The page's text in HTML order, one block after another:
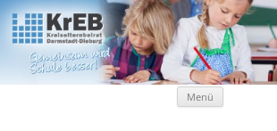
KrEB Darmstadt-Dieburg
Kreiselternbeirat Darmstadt-Dieburg
Menü